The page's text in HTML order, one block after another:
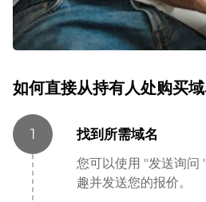
如何直接从持有人处购买
1 找到所需域名
您可以使用 "发送询问
趣并发送您的报价。